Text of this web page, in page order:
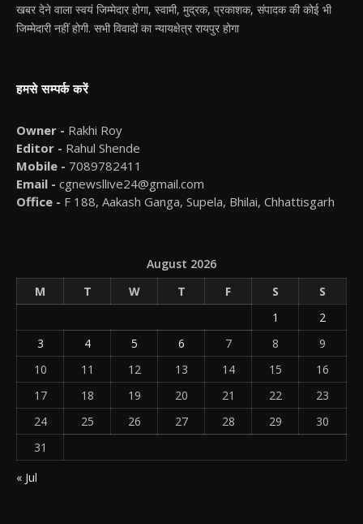
खबर देने वाला स्वयं जिम्मेदार होगा, स्वामी, मुद्रक, प्रकाशक, संपादक की कोई भी
जिम्मेदारी नहीं होगी. सभी विवादों का न्यायक्षेत्र रायपुर होगा
हमसे सम्पर्क करें
Owner - Rakhi Roy
Editor - Rahul Shende
Mobile - 7089782411
Email - cgnewsllive24@gmail.com
Office - F 188, Aakash Ganga, Supela, Bhilai, Chhattisgarh
August 2026
M
T W T F S
S
1
2
3
4 5 6 7 8
9
10
11 12 13 14 15
16
17
18 19 20 21 22
23
24
25 26 27 28 29
30
31
« Jul